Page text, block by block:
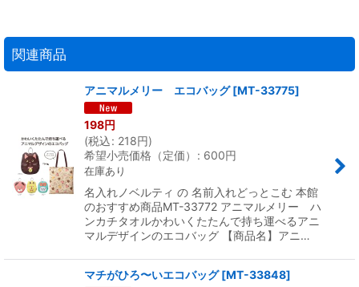
関連商品
アニマルメリー エコバッグ [MT-33775]
198円
(税込: 218円)
希望小売価格（定価）
: 600円
在庫あり
名入れノベルティ の 名前入れどっとこむ 本館
のおすすめ商品MT-33772 アニマルメリー ハ
ンカチタオルかわいくたたんで持ち運べるアニ
マルデザインのエコバッグ 【商品名】アニ…
マチがひろ〜いエコバッグ [MT-33848]